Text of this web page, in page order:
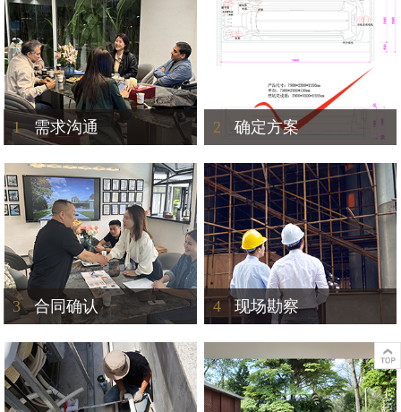
1需求沟通 2 确定方案
3合同确认 4 现场勘察